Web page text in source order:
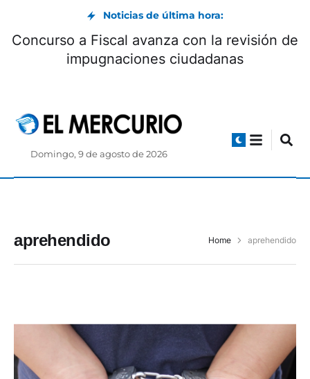
Noticias de última hora:
Concurso a Fiscal avanza con la revisión de
impugnaciones ciudadanas
Domingo, 9 de agosto de 2026
aprehendido Home aprehendido